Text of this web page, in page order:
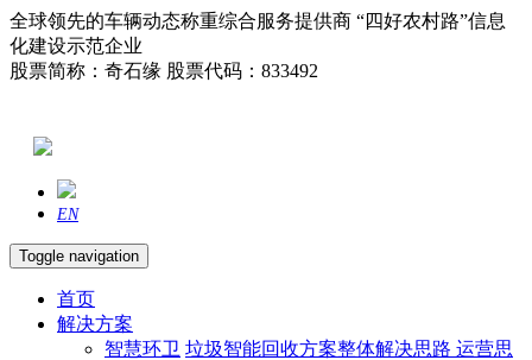
全球领先的车辆动态称重综合服务提供商 “四好农村路”信息
化建设示范企业
股票简称：奇石缘 股票代码：833492
EN
Toggle navigation
首页
解决方案
智慧环卫 垃圾智能回收方案整体解决思路 运营思